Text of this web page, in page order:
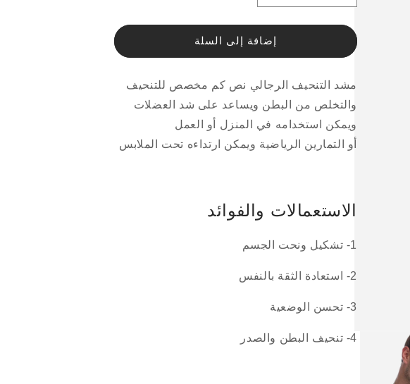
فتح
لـمشد
الرجالي
كم
لـمشد
التنحيف
الرجالي
كم
إضافة إلى السلة
مشد التنحيف الرجالي نص كم مخصص للتنحيف
والتخلص من البطن ويساعد على شد العضلات
ويمكن استخدامه في المنزل أو العمل
أو التمارين الرياضية ويمكن ارتداءه تحت الملابس
الاستعمالات والفوائد
1- تشكيل ونحت الجسم
2- استعادة الثقة بالنفس
3- تحسن الوضعية
4- تنحيف البطن والصدر